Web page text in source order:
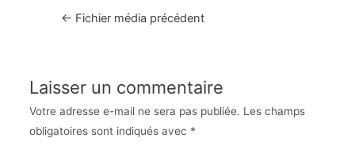
Navigation
← Fichier média précédent
Laisser un commentaire
Votre adresse e-mail ne sera pas publiée. Les champs
obligatoires sont indiqués avec *